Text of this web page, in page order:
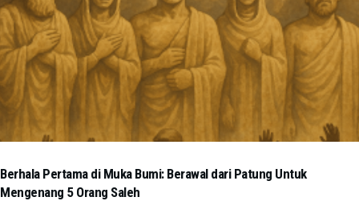
Berhala Pertama di Muka Bumi: Berawal dari Patung Untuk
Mengenang 5 Orang Saleh